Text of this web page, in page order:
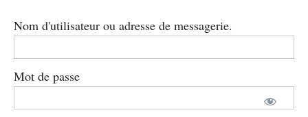
Nom d'utilisateur ou adresse de messagerie.
Mot de passe